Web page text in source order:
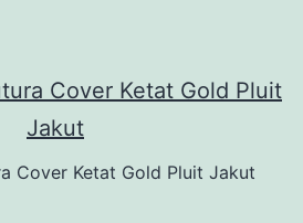
Cover Ketat Gold Pluit Jakut